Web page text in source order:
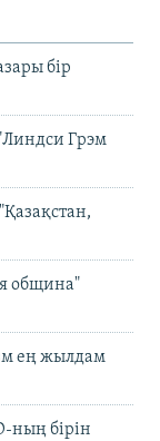
бір
Грэм
община"
ең жылдам
ның бірін